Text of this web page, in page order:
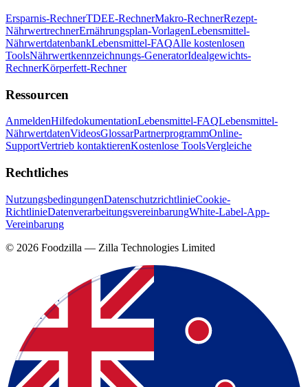
Ersparnis-RechnerTDEE-RechnerMakro-RechnerRezept-
NährwertrechnerErnährungsplan-VorlagenLebensmittel-
NährwertdatenbankLebensmittel-FAQAlle kostenlosen
ToolsNährwertkennzeichnungs-GeneratorIdealgewichts-
RechnerKörperfett-Rechner
Ressourcen
AnmeldenHilfedokumentationLebensmittel-FAQLebensmittel-
NährwertdatenVideosGlossarPartnerprogrammOnline-
SupportVertrieb kontaktierenKostenlose ToolsVergleiche
Rechtliches
NutzungsbedingungenDatenschutzrichtlinieCookie-
RichtlinieDatenverarbeitungsvereinbarungWhite-Label-App-
Vereinbarung
© 2026 Foodzilla — Zilla Technologies Limited